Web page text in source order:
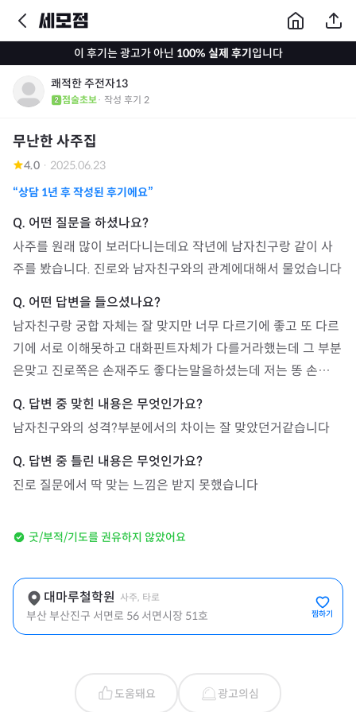
이 후기는 광고가 아닌 100% 실제 후기입니다
쾌적한 주전자13
점술초보· 작성 후기 2
무난한 사주집
4.0 · 2025.06.23
“상담 1년 후 작성된 후기에요”
사주를 원래 많이 보러다니는데요 작년에 남자친구랑 같이 사
주를 봤습니다. 진로와 남자친구와의 관계에대해서 물었습니다
남자친구랑 궁합 자체는 잘 맞지만 너무 다르기에 좋고 또 다르
기에 서로 이해못하고 대화핀트자체가 다를거라했는데 그 부분
은맞고 진로쪽은 손재주도 좋다는말을하셨는데 저는 똥 손…
남자친구와의 성격?부분에서의 차이는 잘 맞았던거같습니다
진로 질문에서 딱 맞는 느낌은 받지 못했습니다
굿/부적/기도를 권유하지 않았어요
대마루철학원 사주, 타로
부산 부산진구 서면로 56 서면시장 51호 찜하기
도움돼요 광고의심